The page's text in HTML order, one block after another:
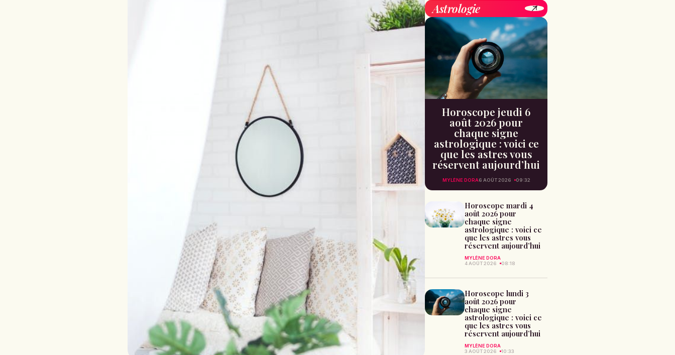
Astrologie
Horoscope jeudi 6
août 2026 pour
chaque signe
astrologique : voici ce
que les astres vous
réservent aujourd’hui
MYLÈNE DORA6 AOÛT 2026 09:32
Horoscope mardi 4
août 2026 pour
chaque signe
astrologique : voici ce
que les astres vous
réservent aujourd’hui
MYLÈNE DORA
4 AOÛT 2026
08:18
Horoscope lundi 3
août 2026 pour
chaque signe
astrologique : voici ce
que les astres vous
réservent aujourd’hui
MYLÈNE DORA
3 AOÛT 2026
10:33